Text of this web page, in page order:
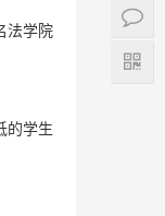
法学院
的学生